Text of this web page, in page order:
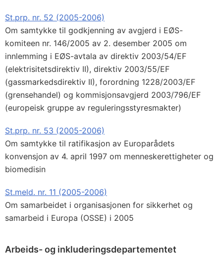
St.prp. nr. 52 (2005-2006)
Om samtykke til godkjenning av avgjerd i EØS-
komiteen nr. 146/2005 av 2. desember 2005 om
innlemming i EØS-avtala av direktiv 2003/54/EF
(elektrisitetsdirektiv II), direktiv 2003/55/EF
(gassmarkedsdirektiv II), forordning 1228/2003/EF
(grensehandel) og kommisjonsavgjerd 2003/796/EF
(europeisk gruppe av reguleringsstyresmakter)
St.prp. nr. 53 (2005-2006)
Om samtykke til ratifikasjon av Europarådets
konvensjon av 4. april 1997 om menneskerettigheter og
biomedisin
St.meld. nr. 11 (2005-2006)
Om samarbeidet i organisasjonen for sikkerhet og
samarbeid i Europa (OSSE) i 2005
Arbeids- og inkluderingsdepartementet